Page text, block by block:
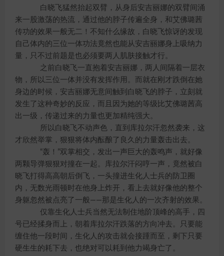
白晓飞猛然抬起双臂，从身后安吉丽娜的双臂间涌
来一股激荡的热流，通过他的脖子传遍全身，和艾佛璐茜
传功的效果一般无二！不知什么缘故，白晓飞惊讶的发现
自己体内的三位一体功法竟然也能从安吉丽娜身上吸纳力
量，只不过前题是也必须要两人肌肤接触才行。
之前白晓飞一直抱着安吉丽娜，两人间隔着一层衣
物，所以三位一体并没有发挥作用。而就在刚才跌倒在她
身边的时候，安吉丽娜无意间触到白晓飞的脖子，立刻就
发生了这种奇妙的反应，而且因为她的等级比艾佛璐茜高
出一级，传递过来的力量也更加精纯强大。
所以白晓飞不动声色，直到库拉尔汗忽然袭来，这
才欣然举掌，狠狠将体内酝酿了良久的力量轰击出去。
“轰！”双掌相交，发出一声巨大的轰鸣声，就好像
两颗导弹狠狠对撞在一起。库拉尔汗闷哼一声，竟然被白
晓飞打得高高朝后倒飞，一头撞进生化人士兵的防卫圈
内，无数光雨顿时在他身上炸开，看上去就好像他的整个
身躯忽然被点亮了一般——那是生化人的一次齐射的效果。
仅靠生化人士兵当然无法制住地阶顶峰的高手，四
号已经揉身而上，朝着库拉尔汗跌落的方向冲去。只要能
缠住他一段时间，生化人的攻击就会接踵而至，剩下只要
硬生生的耗下去，也绝对可以耗到他力竭身亡了。